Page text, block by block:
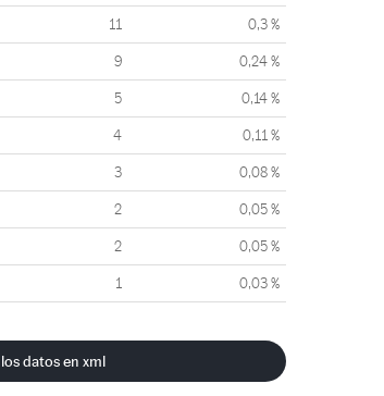
11 0,3 %
9 0,24 %
5 0,14 %
4 0,11 %
3 0,08 %
2 0,05 %
2 0,05 %
1 0,03 %
datos en xml